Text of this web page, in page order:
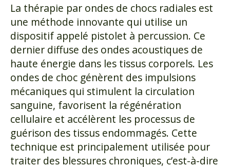
La thérapie par ondes de chocs radiales est
une méthode innovante qui utilise un
dispositif appelé pistolet à percussion. Ce
dernier diffuse des ondes acoustiques de
haute énergie dans les tissus corporels. Les
ondes de choc génèrent des impulsions
mécaniques qui stimulent la circulation
sanguine, favorisent la régénération
cellulaire et accélèrent les processus de
guérison des tissus endommagés. Cette
technique est principalement utilisée pour
traiter des blessures chroniques, c’est-à-dire